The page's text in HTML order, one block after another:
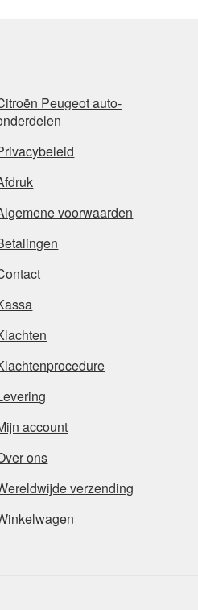
Peugeot auto-
voorwaarden
account
ons
verzending